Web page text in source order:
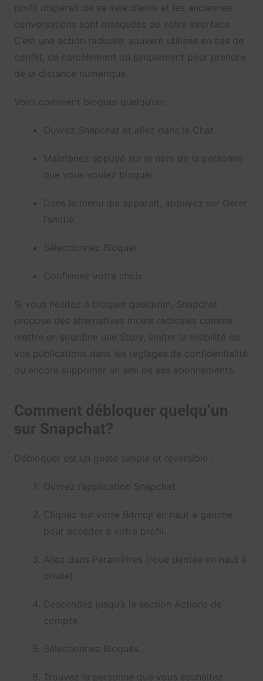
profil disparaît de sa liste d’amis et les anciennes
conversations sont masquées de votre interface.
C’est une action radicale, souvent utilisée en cas de
conflit, de harcèlement ou simplement pour prendre
de la distance numérique.
Voici comment bloquer quelqu’un:
Ouvrez Snapchat et allez dans le Chat.
Maintenez appuyé sur le nom de la personne
que vous voulez bloquer.
Dans le menu qui apparaît, appuyez sur Gérer
l’amitié.
Sélectionnez Bloquer.
Confirmez votre choix.
Si vous hésitez à bloquer quelqu’un, Snapchat
propose des alternatives moins radicales comme
mettre en sourdine une Story, limiter la visibilité de
vos publications dans les réglages de confidentialité
ou encore supprimer un ami de ses abonnements.
Comment débloquer quelqu’un
sur Snapchat?
Débloquer est un geste simple et réversible :
Ouvrez l’application Snapchat.
Cliquez sur votre Bitmoji en haut à gauche
pour accéder à votre profil.
Allez dans Paramètres (roue dentée en haut à
droite).
Descendez jusqu’à la section Actions de
compte.
Sélectionnez Bloqués.
Trouvez la personne que vous souhaitez